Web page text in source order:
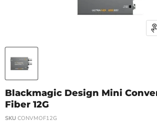
Blackmagic Design Mini
Fiber 12G
SKU CONVMOF12G